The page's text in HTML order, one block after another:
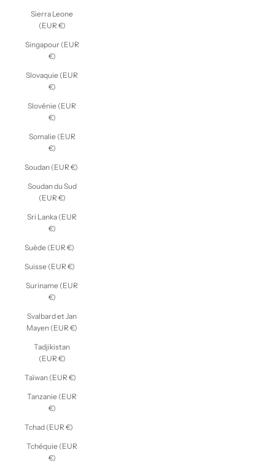
Sierra Leone
(EUR €)
Singapour (EUR
€)
Slovaquie (EUR
€)
Slovénie (EUR
€)
Somalie (EUR
€)
Soudan (EUR €)
Soudan du Sud
(EUR €)
Sri Lanka (EUR
€)
Suède (EUR €)
Suisse (EUR €)
Suriname (EUR
€)
Svalbard et Jan
Mayen (EUR €)
Tadjikistan
(EUR €)
Taïwan (EUR €)
Tanzanie (EUR
€)
Tchad (EUR €)
Tchéquie (EUR
€)